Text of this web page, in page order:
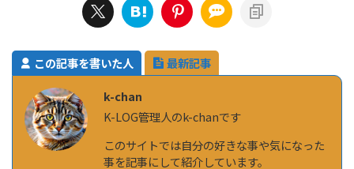
この記事を書いた人
最新記事
k-chan
K-LOG管理人のk-chanです
このサイトでは自分の好きな事や気になった
事を記事にして紹介しています。